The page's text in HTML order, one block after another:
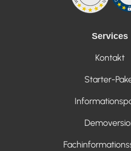
Services
Kontakt
Starter-